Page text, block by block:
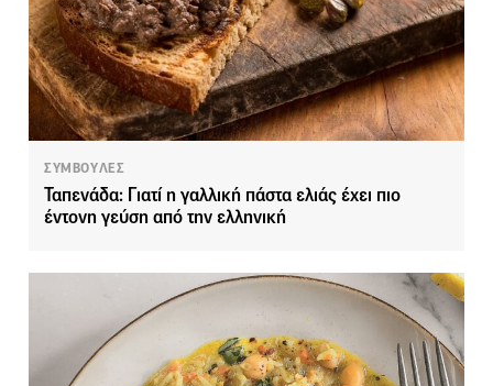
ΣΥΜΒΟΥΛΕΣ
Ταπενάδα: Γιατί η γαλλική πάστα ελιάς έχει πιο
έντονη γεύση από την ελληνική